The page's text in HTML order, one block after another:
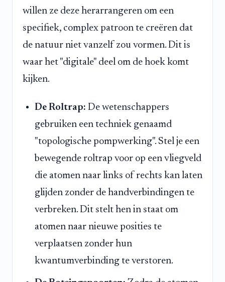
willen ze deze herarrangeren om een
specifiek, complex patroon te creëren dat
de natuur niet vanzelf zou vormen. Dit is
waar het "digitale" deel om de hoek komt
kijken.
De Roltrap: De wetenschappers
gebruiken een techniek genaamd
"topologische pompwerking". Stel je een
bewegende roltrap voor op een vliegveld
die atomen naar links of rechts kan laten
glijden zonder de handverbindingen te
verbreken. Dit stelt hen in staat om
atomen naar nieuwe posities te
verplaatsen zonder hun
kwantumverbinding te verstoren.